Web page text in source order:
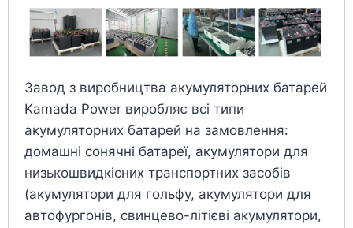
Завод з виробництва акумуляторних батарей
Kamada Power виробляє всі типи
акумуляторних батарей на замовлення:
домашні сонячні батареї, акумулятори для
низькошвидкісних транспортних засобів
(акумулятори для гольфу, акумулятори для
автофургонів, свинцево-літієві акумулятори,